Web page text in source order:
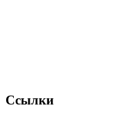
Ссылки